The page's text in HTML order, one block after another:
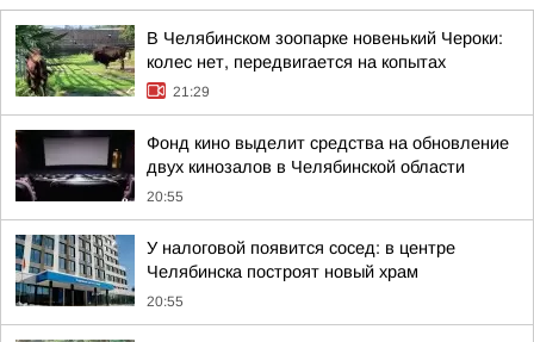
В Челябинском зоопарке новенький Чероки:
колес нет, передвигается на копытах
21:29
Фонд кино выделит средства на обновление
двух кинозалов в Челябинской области
20:55
У налоговой появится сосед: в центре
Челябинска построят новый храм
20:55